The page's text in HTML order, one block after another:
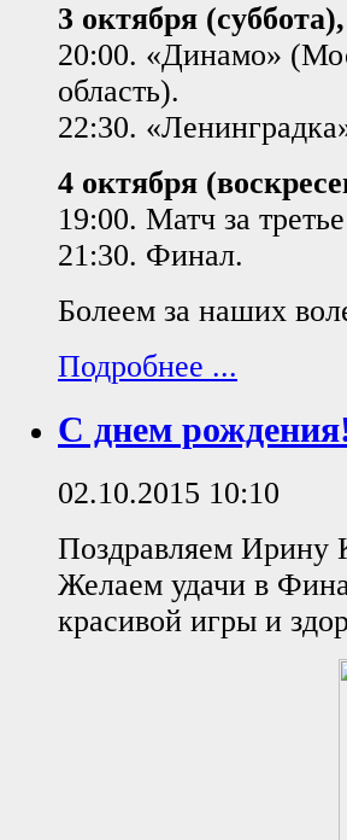
3 октября
20:00. «Динамо»
область).
22:30.
4 октября
19:00. Матч за
21:30. Финал.
Болеем за наших
Подробнее ...
С днем
02.10.2015 10:10
Поздравляем Ирину
Желаем удачи в
красивой игры и